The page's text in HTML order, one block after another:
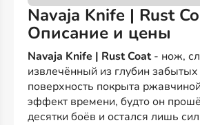
Navaja Knife | Rust
Описание и цены
Navaja Knife | Rust Coat- нож,
извлечённый из глубин
поверхность покрыта
эффект времени, будто он
десятки боёв и остался лишь